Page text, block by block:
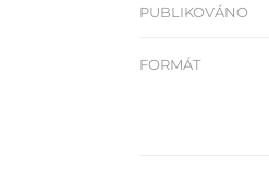
PUBLIKOVÁNO
FORMÁT